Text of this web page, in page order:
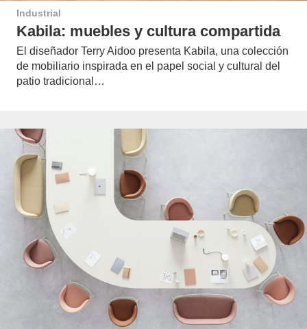
Industrial
Kabila: muebles y cultura compartida
El diseñador Terry Aidoo presenta Kabila, una colección
de mobiliario inspirada en el papel social y cultural del
patio tradicional…